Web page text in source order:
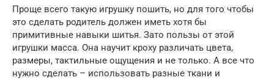
Проще всего такую игрушку пошить, но для того чтобы
это сделать родитель должен иметь хотя бы
примитивные навыки шитья. Зато пользы от этой
игрушки масса. Она научит кроху различать цвета,
размеры, тактильные ощущения и не только. А все что
нужно сделать – использовать разные ткани и